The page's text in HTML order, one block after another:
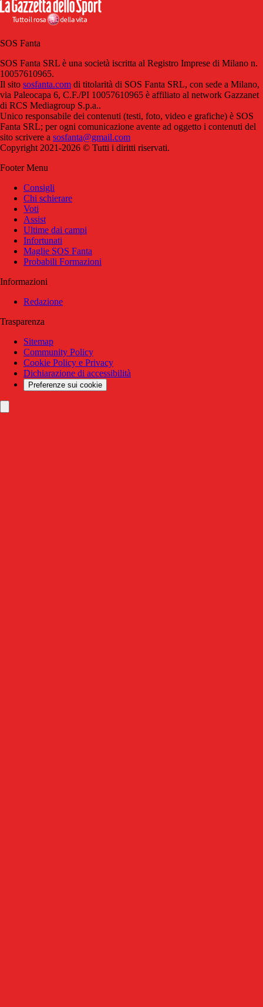
SOS Fanta
SOS Fanta SRL è una società iscritta al Registro Imprese di Milano n.
10057610965.
Il sito sosfanta.com di titolarità di SOS Fanta SRL, con sede a Milano,
via Paleocapa 6, C.F./PI 10057610965 è affiliato al network Gazzanet
di RCS Mediagroup S.p.a..
Unico responsabile dei contenuti (testi, foto, video e grafiche) è SOS
Fanta SRL; per ogni comunicazione avente ad oggetto i contenuti del
sito scrivere a sosfanta@gmail.com
Copyright 2021-2026 © Tutti i diritti riservati.
Footer Menu
Consigli
Chi schierare
Voti
Assist
Ultime dai campi
Infortunati
Maglie SOS Fanta
Probabili Formazioni
Informazioni
Redazione
Trasparenza
Sitemap
Community Policy
Cookie Policy e Privacy
Dichiarazione di accessibilità
Preferenze sui cookie